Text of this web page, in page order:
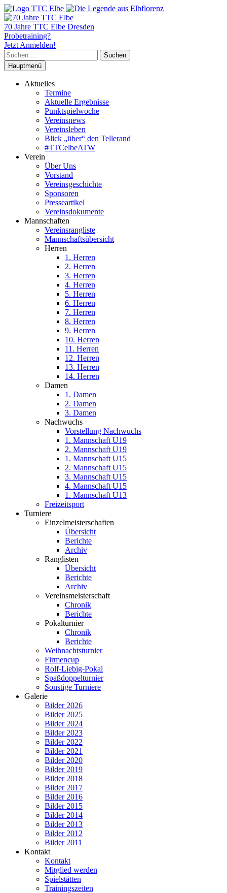
70 Jahre TTC Elbe Dresden
Probetraining?
Jetzt Anmelden!
Suchen
nach:
Hauptmenü
Aktuelles
Termine
Aktuelle Ergebnisse
Punktspielwoche
Vereinsnews
Vereinsleben
Blick „über“ den Tellerand
#TTCelbeATW
Verein
Über Uns
Vorstand
Vereinsgeschichte
Sponsoren
Presseartikel
Vereinsdokumente
Mannschaften
Vereinsrangliste
Mannschaftsübersicht
Herren
1. Herren
2. Herren
3. Herren
4. Herren
5. Herren
6. Herren
7. Herren
8. Herren
9. Herren
10. Herren
11. Herren
12. Herren
13. Herren
14. Herren
Damen
1. Damen
2. Damen
3. Damen
Nachwuchs
Vorstellung Nachwuchs
1. Mannschaft U19
2. Mannschaft U19
1. Mannschaft U15
2. Mannschaft U15
3. Mannschaft U15
4. Mannschaft U15
1. Mannschaft U13
Freizeitsport
Turniere
Einzelmeisterschaften
Übersicht
Berichte
Archiv
Ranglisten
Übersicht
Berichte
Archiv
Vereinsmeisterschaft
Chronik
Berichte
Pokalturnier
Chronik
Berichte
Weihnachtsturnier
Firmencup
Rolf-Liebig-Pokal
Spaßdoppelturnier
Sonstige Turniere
Galerie
Bilder 2026
Bilder 2025
Bilder 2024
Bilder 2023
Bilder 2022
Bilder 2021
Bilder 2020
Bilder 2019
Bilder 2018
Bilder 2017
Bilder 2016
Bilder 2015
Bilder 2014
Bilder 2013
Bilder 2012
Bilder 2011
Kontakt
Kontakt
Mitglied werden
Spielstätten
Trainingszeiten